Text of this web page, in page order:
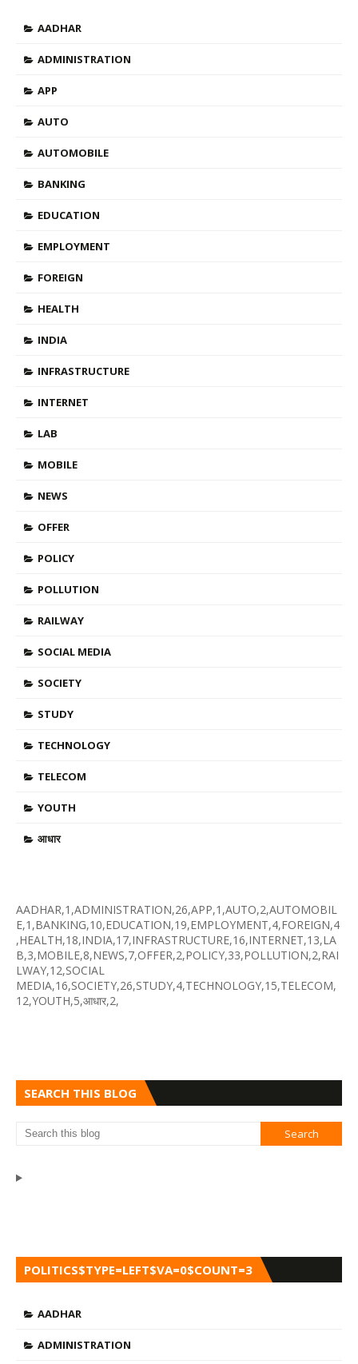
AADHAR
ADMINISTRATION
APP
AUTO
AUTOMOBILE
BANKING
EDUCATION
EMPLOYMENT
FOREIGN
HEALTH
INDIA
INFRASTRUCTURE
INTERNET
LAB
MOBILE
NEWS
OFFER
POLICY
POLLUTION
RAILWAY
SOCIAL MEDIA
SOCIETY
STUDY
TECHNOLOGY
TELECOM
YOUTH
आधार
AADHAR,1,ADMINISTRATION,26,APP,1,AUTO,2,AUTOMOBIL
E,1,BANKING,10,EDUCATION,19,EMPLOYMENT,4,FOREIGN,4
,HEALTH,18,INDIA,17,INFRASTRUCTURE,16,INTERNET,13,LA
B,3,MOBILE,8,NEWS,7,OFFER,2,POLICY,33,POLLUTION,2,RAI
LWAY,12,SOCIAL
MEDIA,16,SOCIETY,26,STUDY,4,TECHNOLOGY,15,TELECOM,
12,YOUTH,5,आधार,2,
SEARCH THIS BLOG
POLITICS$TYPE=LEFT$VA=0$COUNT=3
AADHAR
ADMINISTRATION